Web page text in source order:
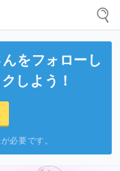
んをフォローし
しよう！
必要です。